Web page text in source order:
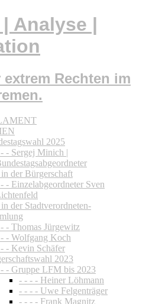
Analyse |
Rechten im
2025
- Sergej Minich |
der Bürgerschaft
- Einzelabgeordneter Sven
der Stadtverordneten-
- Thomas Jürgewitz
- Wolfgang Koch
- Kevin Schäfer
2023
- Gruppe LFM bis 2023
- - - - Heiner Löhmann
- - - - Uwe Felgenträger
- - - - Frank Magnitz